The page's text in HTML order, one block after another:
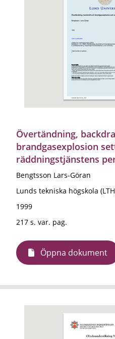
Övertändning,
brandgasexplosion
räddningstjänstens
Bengtsson Lars-Göran
Lunds tekniska högskola
1999
217 s. var. pag.
Öppna dokument